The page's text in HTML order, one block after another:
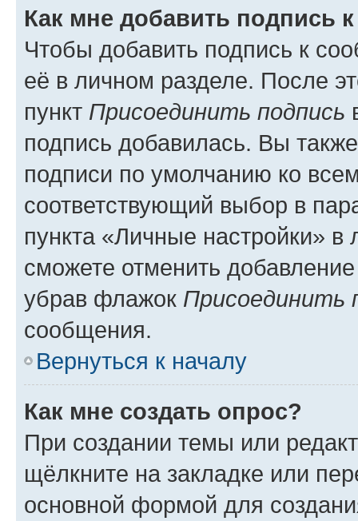
Как мне добавить подпись
Чтобы добавить подпись к
её в личном разделе. После
пункт Присоединить подпись
подпись добавилась. Вы
подписи по умолчанию ко
соответствующий выбор в
пункта «Личные настройки»
сможете отменить
убрав флажок Присоединить
сообщения.
Вернуться к началу
Как мне создать опрос?
При создании темы или
щёлкните на закладке или
основной формой для